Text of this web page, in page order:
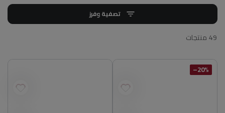
تصفية وفرز
49 منتجات
20%–